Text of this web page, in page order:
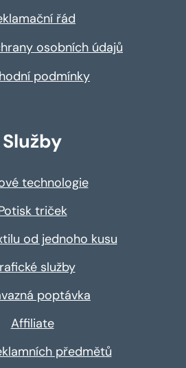
řád
osobních údajů
podmínky
Služby
technologie
triček
od jednoho kusu
služby
poptávka
Affiliate
předmětů